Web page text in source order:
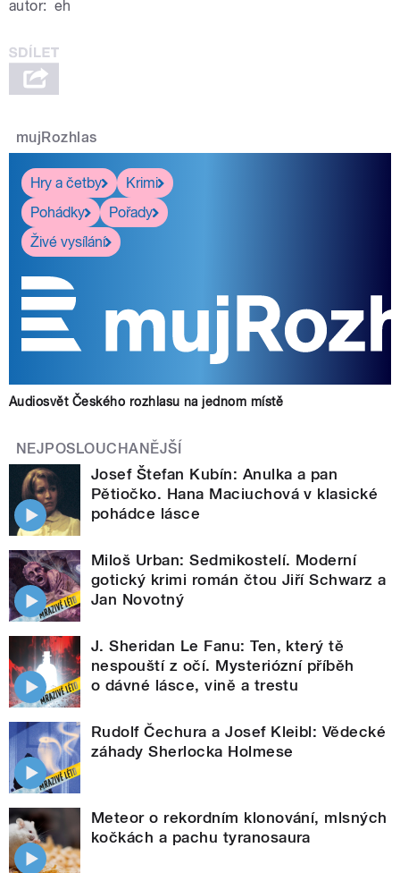
autor: eh
mujRozhlas
Hry a četby
Krimi
Pohádky
Pořady
Živé vysílání
Audiosvět Českého rozhlasu na jednom místě
NEJPOSLOUCHANĚJŠÍ
Josef Štefan Kubín: Anulka a pan
Pětiočko. Hana Maciuchová v klasické
pohádce lásce
Miloš Urban: Sedmikostelí. Moderní
gotický krimi román čtou Jiří Schwarz a
Jan Novotný
J. Sheridan Le Fanu: Ten, který tě
nespouští z očí. Mysteriózní příběh
o dávné lásce, vině a trestu
Rudolf Čechura a Josef Kleibl: Vědecké
záhady Sherlocka Holmese
Meteor o rekordním klonování, mlsných
kočkách a pachu tyranosaura